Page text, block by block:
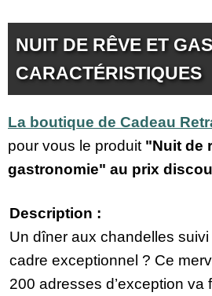
NUIT DE RÊVE ET
CARACTÉRISTIQUES
La boutique de Cadeau
pour vous le produit "Nuit de
gastronomie" au prix
Description :
Un dîner aux chandelles suivi
cadre exceptionnel ? Ce
200 adresses d’exception va